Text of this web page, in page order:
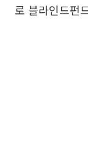
로 블라인드펀